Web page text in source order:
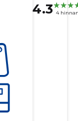
4.3 4